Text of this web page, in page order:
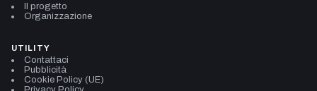
Il progetto
Organizzazione
UTILITY
Contattaci
Pubblicità
Cookie Policy (UE)